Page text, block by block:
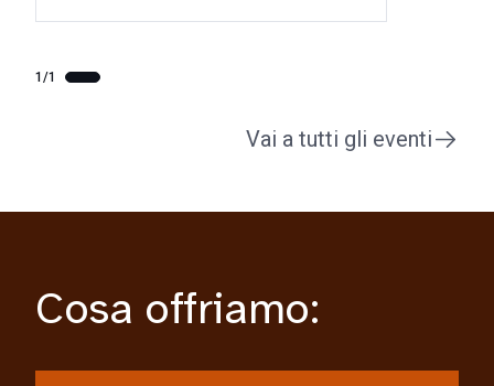
Managers (Erasmus+
KA171 Workshop)
1/1
Vai a tutti gli eventi
Cosa offriamo: